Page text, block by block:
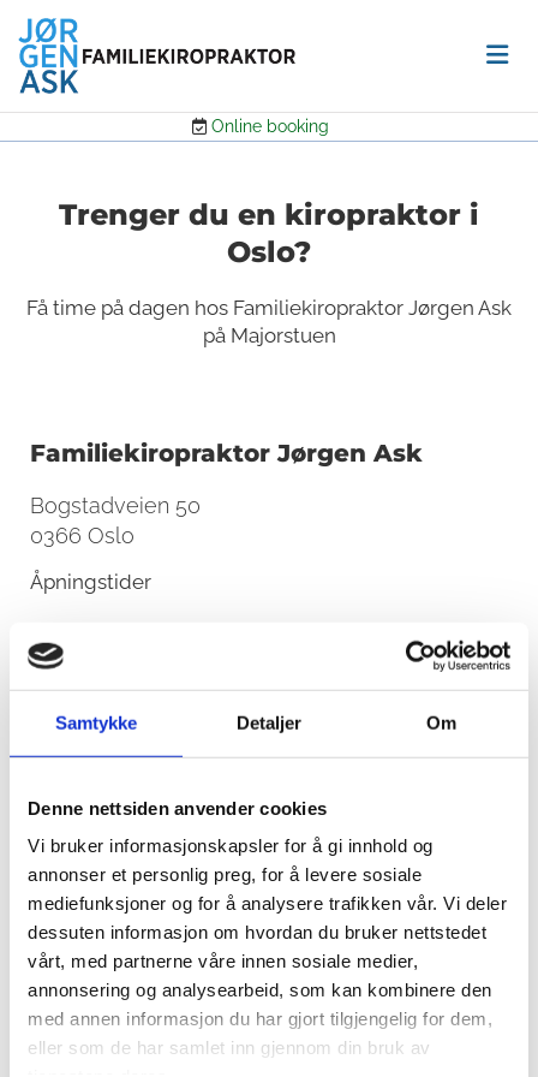
Samtykke Detaljer Om
Denne nettsiden anvender cookies
Vi bruker informasjonskapsler for å gi innhold og
annonser et personlig preg, for å levere sosiale
mediefunksjoner og for å analysere trafikken vår. Vi deler
dessuten informasjon om hvordan du bruker nettstedet
vårt, med partnerne våre innen sosiale medier,
annonsering og analysearbeid, som kan kombinere den
med annen informasjon du har gjort tilgjengelig for dem,
eller som de har samlet inn gjennom din bruk av
 Online booking
Trenger du en kiropraktor i
Oslo?
Få time på dagen hos Familiekiropraktor Jørgen Ask
på Majorstuen
Familiekiropraktor Jørgen Ask
Bogstadveien 50
0366 Oslo
Åpningstider
Ma.
08:00 - 18:00
Ti.
08:00 - 16:00
On.
08:00 - 18:00
08:00 - 16:00
Navn*
Telefon*